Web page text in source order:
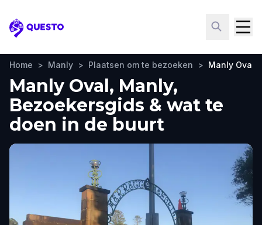
Questo
Home > Manly > Plaatsen om te bezoeken > Manly Oval
Manly Oval, Manly,
Bezoekersgids & wat te
doen in de buurt